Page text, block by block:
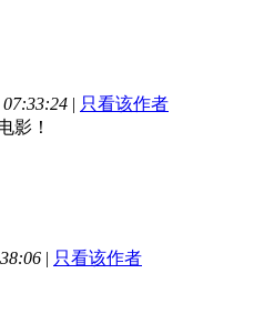
| 只看该作者
影！
| 只看该作者